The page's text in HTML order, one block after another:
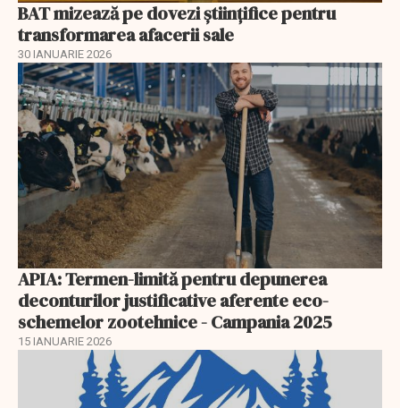
BAT mizează pe dovezi științifice pentru
transformarea afacerii sale
30 IANUARIE 2026
APIA: Termen-limită pentru depunerea
deconturilor justificative aferente eco-
schemelor zootehnice - Campania 2025
15 IANUARIE 2026